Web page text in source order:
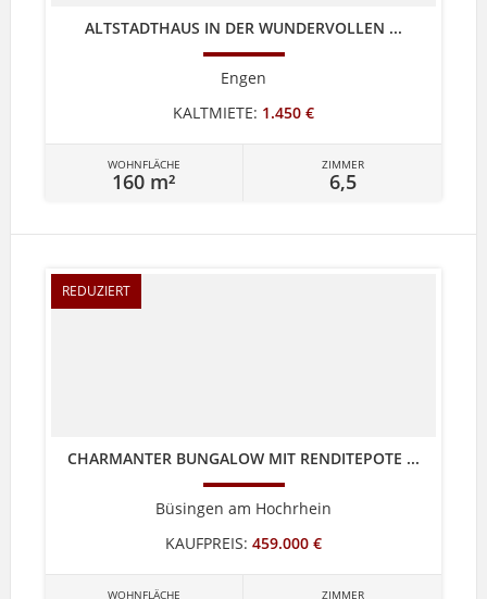
ALTSTADTHAUS IN DER WUNDERVOLLEN ...
Engen
KALTMIETE: 1.450 €
WOHNFLÄCHE
160 m²
ZIMMER
6,5
REDUZIERT
CHARMANTER BUNGALOW MIT RENDITEPOTE ...
Büsingen am Hochrhein
KAUFPREIS: 459.000 €
WOHNFLÄCHE ZIMMER